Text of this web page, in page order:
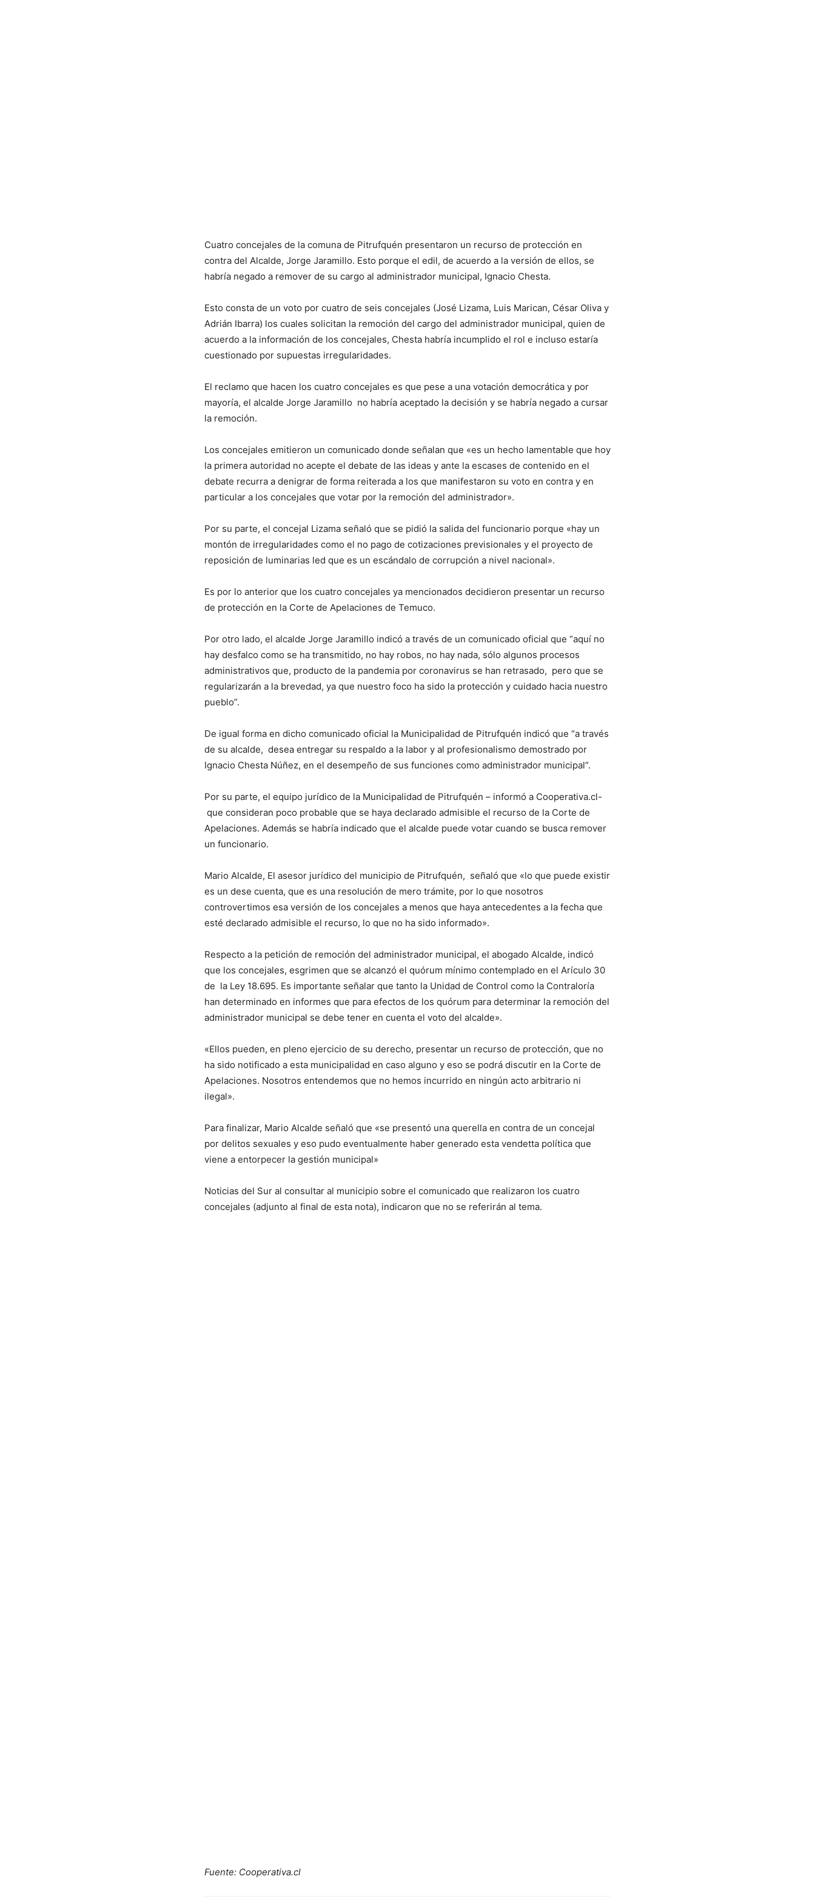
Cuatro concejales de la comuna de Pitrufquén presentaron un recurso de protección en
contra del Alcalde, Jorge Jaramillo. Esto porque el edil, de acuerdo a la versión de ellos, se
habría negado a remover de su cargo al administrador municipal, Ignacio Chesta.
Esto consta de un voto por cuatro de seis concejales (José Lizama, Luis Marican, César Oliva y
Adrián Ibarra) los cuales solicitan la remoción del cargo del administrador municipal, quien de
acuerdo a la información de los concejales, Chesta habría incumplido el rol e incluso estaría
cuestionado por supuestas irregularidades.
El reclamo que hacen los cuatro concejales es que pese a una votación democrática y por
mayoría, el alcalde Jorge Jaramillo no habría aceptado la decisión y se habría negado a cursar
la remoción.
Los concejales emitieron un comunicado donde señalan que «es un hecho lamentable que hoy
la primera autoridad no acepte el debate de las ideas y ante la escases de contenido en el
debate recurra a denigrar de forma reiterada a los que manifestaron su voto en contra y en
particular a los concejales que votar por la remoción del administrador».
Por su parte, el concejal Lizama señaló que se pidió la salida del funcionario porque «hay un
montón de irregularidades como el no pago de cotizaciones previsionales y el proyecto de
reposición de luminarias led que es un escándalo de corrupción a nivel nacional».
Es por lo anterior que los cuatro concejales ya mencionados decidieron presentar un recurso
de protección en la Corte de Apelaciones de Temuco.
Por otro lado, el alcalde Jorge Jaramillo indicó a través de un comunicado oficial que “aquí no
hay desfalco como se ha transmitido, no hay robos, no hay nada, sólo algunos procesos
administrativos que, producto de la pandemia por coronavirus se han retrasado, pero que se
regularizarán a la brevedad, ya que nuestro foco ha sido la protección y cuidado hacia nuestro
pueblo”.
De igual forma en dicho comunicado oficial la Municipalidad de Pitrufquén indicó que “a través
de su alcalde, desea entregar su respaldo a la labor y al profesionalismo demostrado por
Ignacio Chesta Núñez, en el desempeño de sus funciones como administrador municipal”.
Por su parte, el equipo jurídico de la Municipalidad de Pitrufquén – informó a Cooperativa.cl-
que consideran poco probable que se haya declarado admisible el recurso de la Corte de
Apelaciones. Además se habría indicado que el alcalde puede votar cuando se busca remover
un funcionario.
Mario Alcalde, El asesor jurídico del municipio de Pitrufquén, señaló que «lo que puede existir
es un dese cuenta, que es una resolución de mero trámite, por lo que nosotros
controvertimos esa versión de los concejales a menos que haya antecedentes a la fecha que
esté declarado admisible el recurso, lo que no ha sido informado».
Respecto a la petición de remoción del administrador municipal, el abogado Alcalde, indicó
que los concejales, esgrimen que se alcanzó el quórum mínimo contemplado en el Arículo 30
de la Ley 18.695. Es importante señalar que tanto la Unidad de Control como la Contraloría
han determinado en informes que para efectos de los quórum para determinar la remoción del
administrador municipal se debe tener en cuenta el voto del alcalde».
«Ellos pueden, en pleno ejercicio de su derecho, presentar un recurso de protección, que no
ha sido notificado a esta municipalidad en caso alguno y eso se podrá discutir en la Corte de
Apelaciones. Nosotros entendemos que no hemos incurrido en ningún acto arbitrario ni
ilegal».
Para finalizar, Mario Alcalde señaló que «se presentó una querella en contra de un concejal
por delitos sexuales y eso pudo eventualmente haber generado esta vendetta política que
viene a entorpecer la gestión municipal»
Noticias del Sur al consultar al municipio sobre el comunicado que realizaron los cuatro
concejales (adjunto al final de esta nota), indicaron que no se referirán al tema.
Fuente: Cooperativa.cl